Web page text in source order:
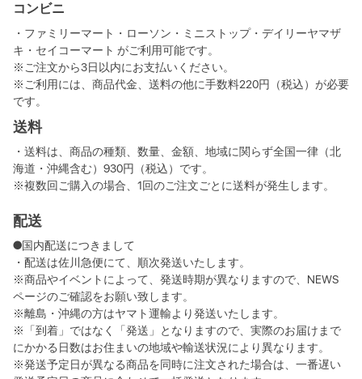
コンビニ
・ファミリーマート・ローソン・ミニストップ・デイリーヤマザ
キ・セイコーマート がご利用可能です。
※ご注文から3日以内にお支払いください。
※ご利用には、商品代金、送料の他に手数料220円（税込）が必要
です。
送料
・送料は、商品の種類、数量、金額、地域に関らず全国一律（北
海道・沖縄含む）930円（税込）です。
※複数回ご購入の場合、1回のご注文ごとに送料が発生します。
配送
●国内配送につきまして
・配送は佐川急便にて、順次発送いたします。
※商品やイベントによって、発送時期が異なりますので、NEWS
ページのご確認をお願い致します。
※離島・沖縄の方はヤマト運輸より発送いたします。
※「到着」ではなく「発送」となりますので、実際のお届けまで
にかかる日数はお住まいの地域や輸送状況により異なります。
※発送予定日が異なる商品を同時に注文された場合は、一番遅い